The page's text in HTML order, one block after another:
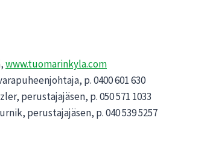
www.tuomarinkyla.com
p. 0400 601 630
perustajajäsen, p. 050 571 1033
perustajajäsen, p. 040 539 5257